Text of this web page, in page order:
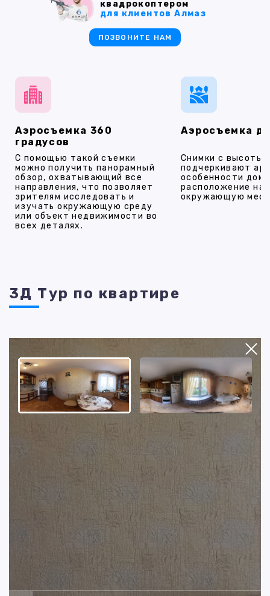
Аэросъемка 360
градусов
С помощью такой съемки
можно получить панорамный
обзор, охватывающий все
направления, что позволяет
зрителям исследовать и
изучать окружающую среду
или объект недвижимости во
всех деталях.
Аэросъемка
Снимки с высоты
подчеркивают
особенности
расположение на
окружающую
квадрокоптером
для клиентов Алмаз
ПОЗВОНИТЕ НАМ
3Д Тур по квартире